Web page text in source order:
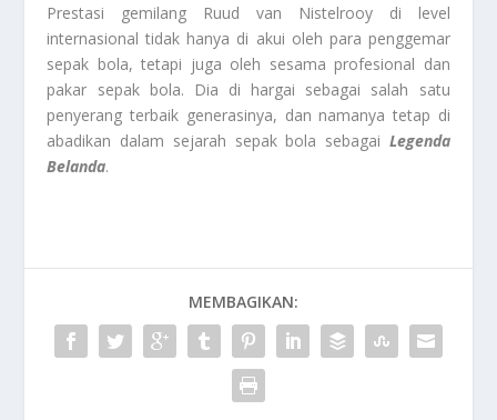
Prestasi gemilang Ruud van Nistelrooy di level
internasional tidak hanya di akui oleh para penggemar
sepak bola, tetapi juga oleh sesama profesional dan
pakar sepak bola. Dia di hargai sebagai salah satu
penyerang terbaik generasinya, dan namanya tetap di
abadikan dalam sejarah sepak bola sebagai Legenda
Belanda.
MEMBAGIKAN: